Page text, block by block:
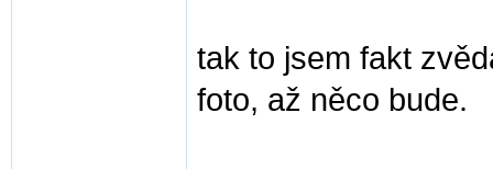
tak to jsem fakt
foto, až něco bude.